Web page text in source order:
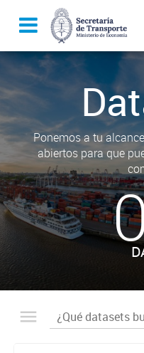
Ponemos a tu
abiertos para que